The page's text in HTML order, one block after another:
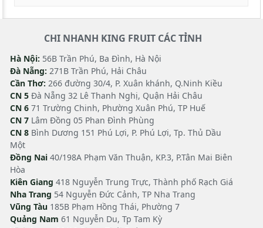
CHI NHANH KING FRUIT CÁC TỈNH
Hà Nội: 56B Trần Phú, Ba Đình, Hà Nội
Đà Nẵng: 271B Trần Phú, Hải Châu
Cần Thơ: 266 đường 30/4, P. Xuân khánh, Q.Ninh Kiều
CN 5 Đà Nẵng 32 Lê Thanh Nghị, Quận Hải Châu
CN 6 71 Trường Chinh, Phường Xuân Phú, TP Huế
CN 7 Lâm Đồng 05 Phan Đình Phùng
CN 8 Bình Dương 151 Phú Lợi, P. Phú Lợi, Tp. Thủ Dầu
Một
Đồng Nai 40/198A Phạm Văn Thuận, KP.3, P.Tân Mai Biên
Hòa
Kiên Giang 418 Nguyễn Trung Trực, Thành phố Rạch Giá
Nha Trang 54 Nguyễn Đức Cảnh, TP Nha Trang
Vũng Tàu 185B Phạm Hồng Thái, Phường 7
Quảng Nam 61 Nguyễn Du, Tp Tam Kỳ